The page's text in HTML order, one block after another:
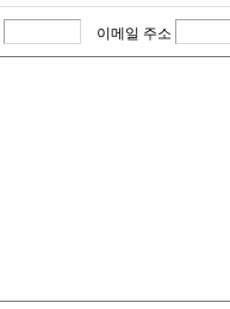
이메일 주소